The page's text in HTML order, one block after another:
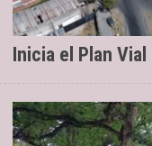
Inicia el Plan
04/08/2026